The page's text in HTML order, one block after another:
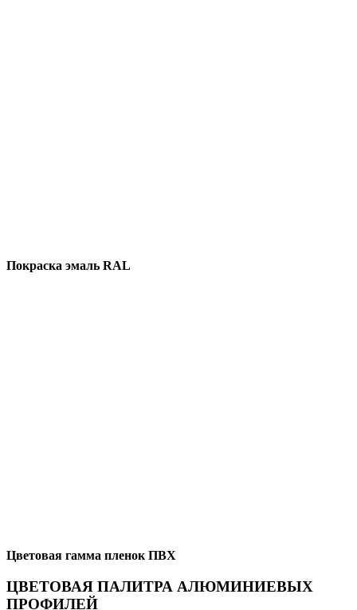
Покраска эмаль RAL
Цветовая гамма пленок ПВХ
ЦВЕТОВАЯ ПАЛИТРА АЛЮМИНИЕВЫХ
ПРОФИЛЕЙ